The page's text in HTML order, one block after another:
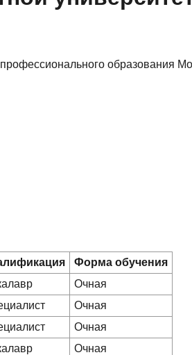
образования
Форма обучения
Очная
Очная
Очная
Очная